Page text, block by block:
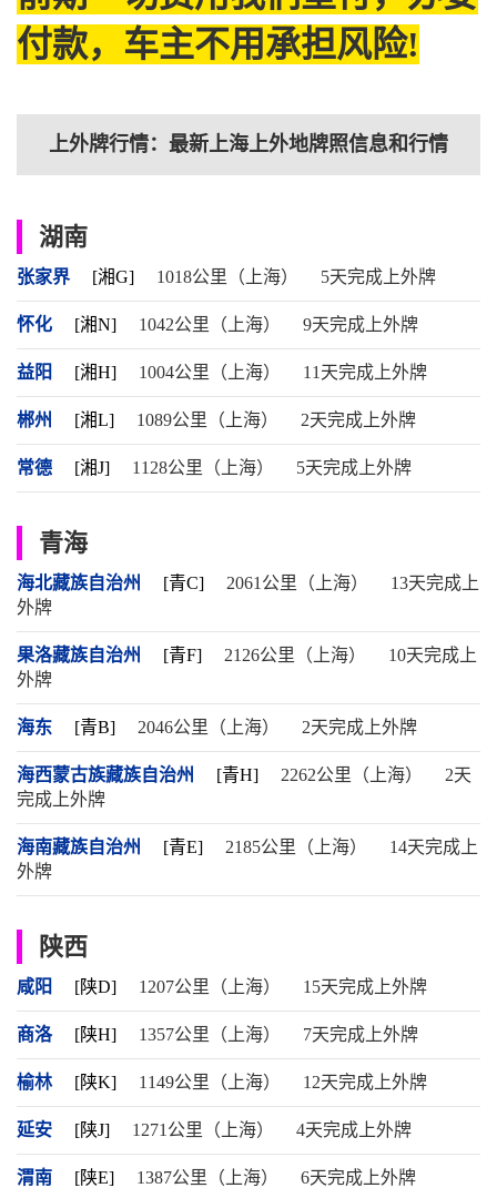
付款，车主不用承担风险!
上外牌行情：最新上海上外地牌照信息和行情
湖南
张家界 [湘G] 1018公里（上海） 5天完成上外牌
怀化 [湘N] 1042公里（上海） 9天完成上外牌
益阳 [湘H] 1004公里（上海） 11天完成上外牌
郴州 [湘L] 1089公里（上海） 2天完成上外牌
常德 [湘J] 1128公里（上海） 5天完成上外牌
青海
海北藏族自治州 [青C] 2061公里（上海）
13天完成上
外牌
果洛藏族自治州 [青F] 2126公里（上海）
10天完成上
外牌
海东 [青B] 2046公里（上海） 2天完成上外牌
海西蒙古族藏族自治州 [青H] 2262公里（上海）
2天
完成上外牌
海南藏族自治州 [青E] 2185公里（上海）
14天完成上
外牌
陕西
咸阳 [陕D] 1207公里（上海） 15天完成上外牌
商洛 [陕H] 1357公里（上海） 7天完成上外牌
榆林 [陕K] 1149公里（上海） 12天完成上外牌
延安 [陕J] 1271公里（上海） 4天完成上外牌
渭南 [陕E] 1387公里（上海） 6天完成上外牌